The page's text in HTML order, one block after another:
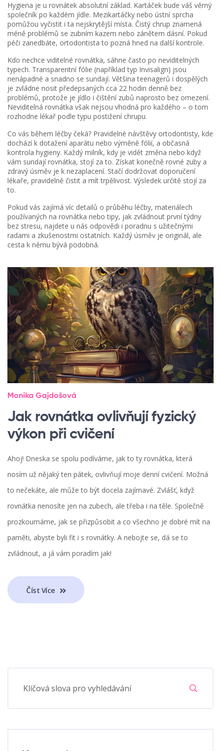
Hygiena je u rovnátek absolutní základ. Kartáček bude váš věrný
společník po každém jídle. Mezikartáčky nebo ústní sprcha
pomůžou vyčistit i ta nejskrytější místa. Čistý chrup znamená
méně problémů se zubním kazem nebo zánětem dásní. Pokud
péči zanedbáte, ortodontista to pozná hned na další kontrole.
Kdo nechce viditelné rovnátka, sáhne často po neviditelných
typech. Transparentní fólie (například typ Invisalign) jsou
nenápadné a snadno se sundají. Většina teenagerů i dospělých
je zvládne nosit předepsaných cca 22 hodin denně bez
problémů, protože je jídlo i čištění zubů naprosto bez omezení.
Neviditelná rovnátka však nejsou vhodná pro každého – o tom
rozhodne lékař podle typu postižení chrupu.
Co vás během léčby čeká? Pravidelné návštěvy ortodontisty, kde
dochází k dotažení aparátu nebo výměně fólií, a občasná
kontrola hygieny. Každý milník, kdy je vidět změna nebo když
vám sundají rovnátka, stojí za to. Získat konečně rovné zuby a
zdravý úsměv je k nezaplacení. Stačí dodržovat doporučení
lékaře, pravidelně čistit a mít trpělivost. Výsledek určitě stojí za
to.
Pokud vás zajímá víc detailů o průběhu léčby, materiálech
používaných na rovnátka nebo tipy, jak zvládnout první týdny
bez stresu, najdete u nás odpovědi i poradnu s užitečnými
radami a zkušenostmi ostatních. Každý úsměv je originál, ale
cesta k němu bývá podobná.
Monika Gajdošová
Jak rovnátka ovlivňují fyzický
výkon při cvičení
Ahoj! Dneska se spolu podíváme, jak to ty rovnátka, která
nosím už nějaký ten pátek, ovlivňují moje denní cvičení. Možná
to nečekáte, ale může to být docela zajímavé. Zvlášť, když
rovnátka nenosíte jen na zubech, ale třeba i na těle. Společně
prozkoumáme, jak se přizpůsobit a co všechno je dobré mít na
paměti, abyste byli fit i s rovnátky. A nebojte se, dá se to
zvládnout, a já vám poradím jak!
Číst Více